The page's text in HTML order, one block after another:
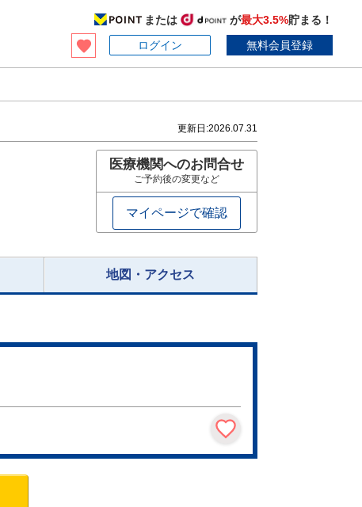
または が最大3.5%貯まる！
ログイン
無料会員登録
更新日:2026.07.31
医療機関へのお問合せ
ご予約後の変更など
マイページで確認
地図・アクセス